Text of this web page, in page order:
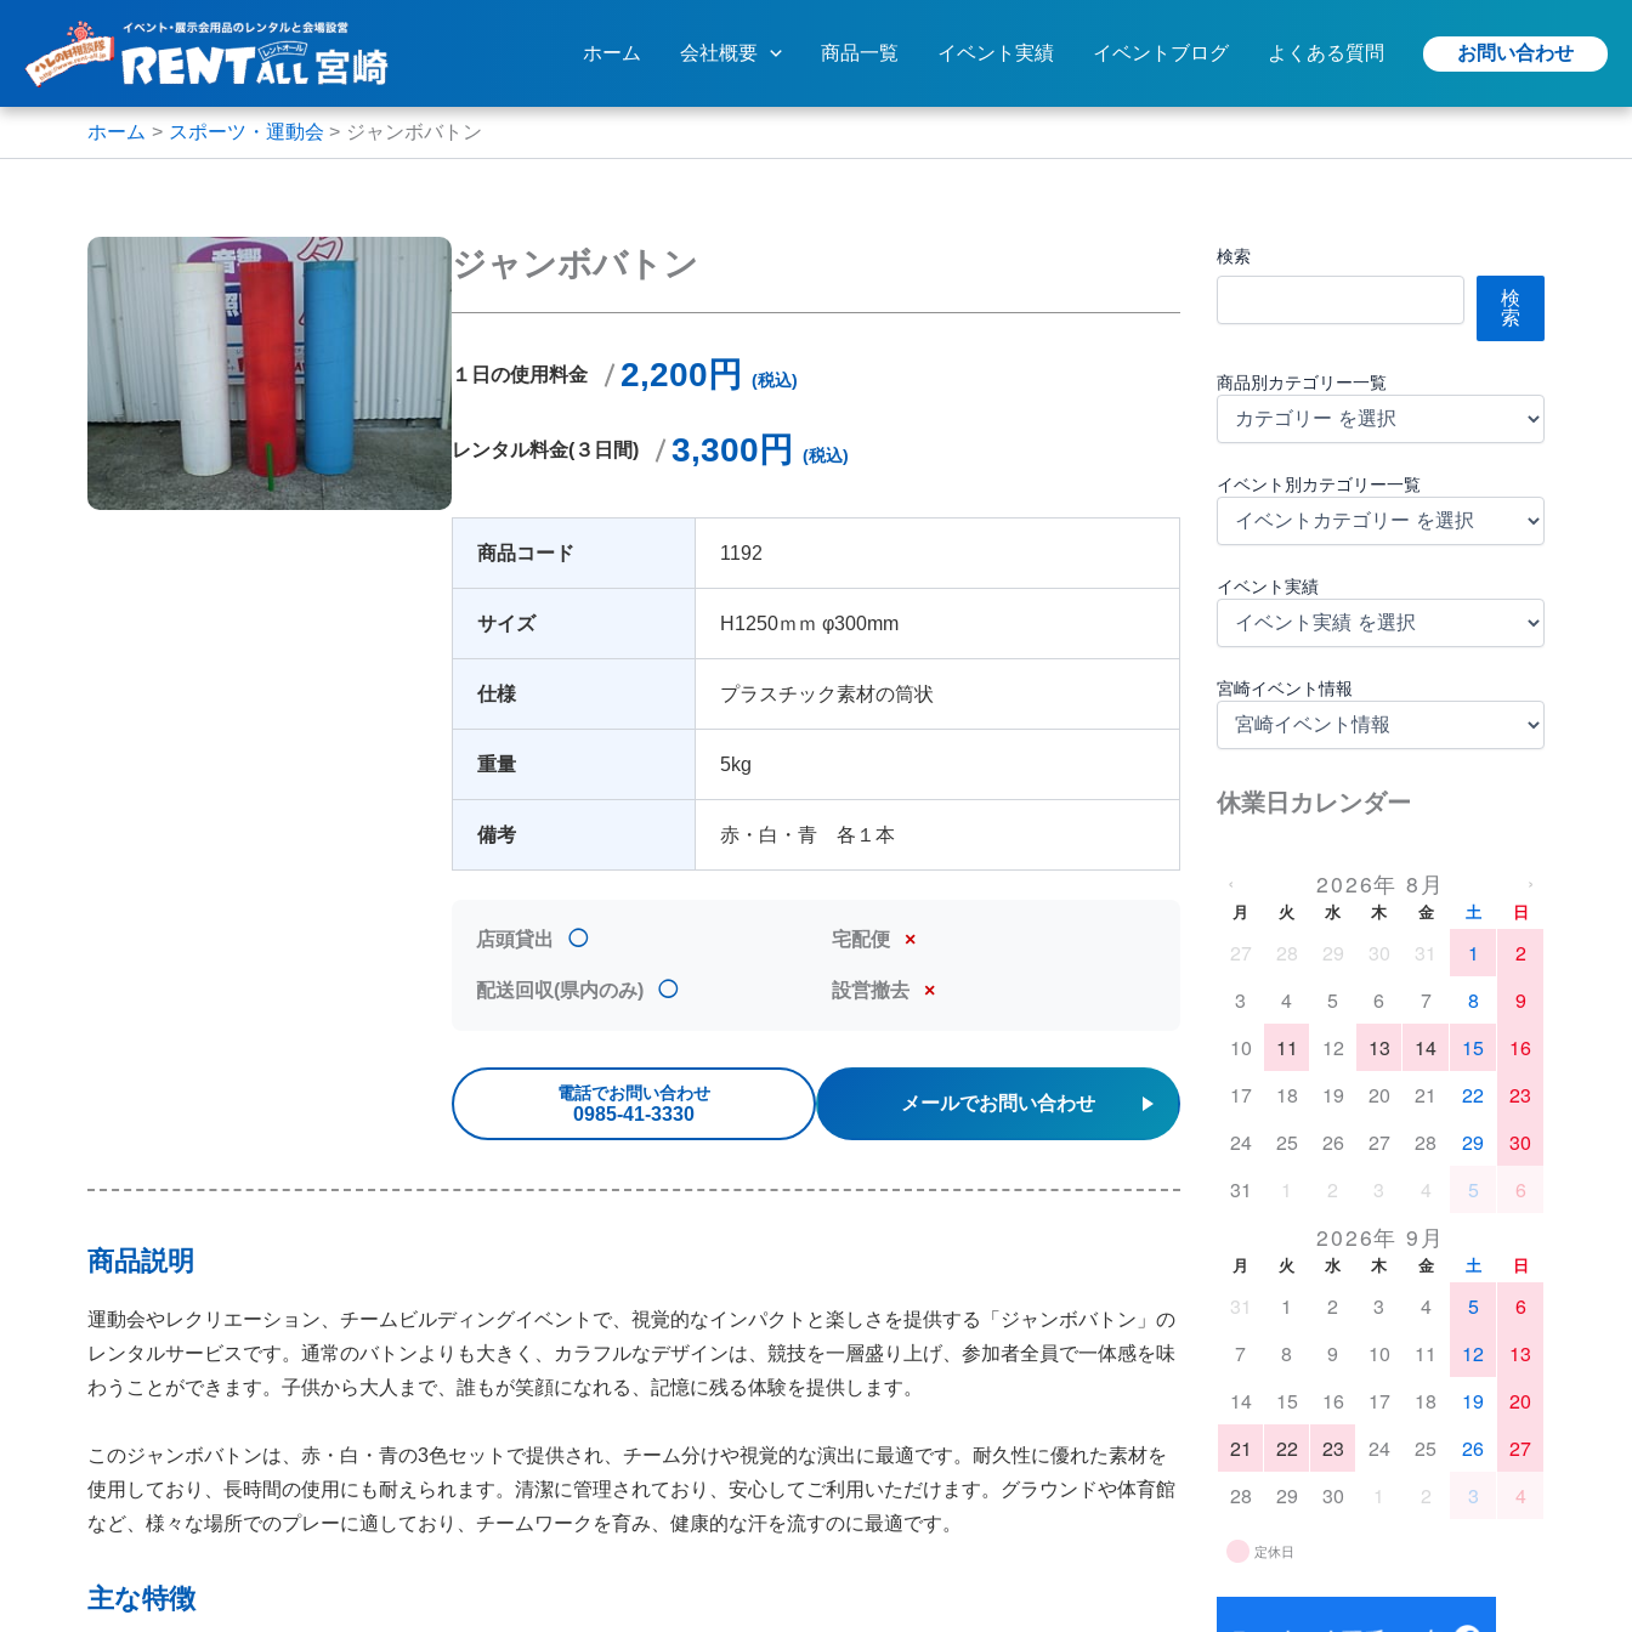
ス
ホーム 会社概要 商品一覧 イベント実績 イベントブログ よくある質問 お問い合わせ
ホーム スポーツ・運動会 ジャンボバトン
ジャンボバトン
１日の使用料金 2,200円 (税込)
レンタル料金(３日間) 3,300円 (税込)
商品コード 1192
サイズ H1250ｍｍ φ300mm
仕様 プラスチック素材の筒状
重量 5kg
備考 赤・白・青 各１本
店頭貸出 ◯ 宅配便 ×
配送回収(県内のみ) ◯ 設営撤去 ×
電話でお問い合わせ
0985‐41‐3330 メールでお問い合わせ
商品説明
運動会やレクリエーション、チームビルディングイベントで、視覚的なインパクトと楽しさを提供する「ジャンボバトン」の
レンタルサービスです。通常のバトンよりも大きく、カラフルなデザインは、競技を一層盛り上げ、参加者全員で一体感を味
わうことができます。子供から大人まで、誰もが笑顔になれる、記憶に残る体験を提供します。
このジャンボバトンは、赤・白・青の3色セットで提供され、チーム分けや視覚的な演出に最適です。耐久性に優れた素材を
使用しており、長時間の使用にも耐えられます。清潔に管理されており、安心してご利用いただけます。グラウンドや体育館
など、様々な場所でのプレーに適しており、チームワークを育み、健康的な汗を流すのに最適です。
主な特徴
検索
検
索
商品別カテゴリー一覧
イベント別カテゴリー一覧
イベント実績
宮崎イベント情報
休業日カレンダー
‹ 2026年 8月 ›
月 火 水 木 金 土 日
27 28 29 30 31 1
2
3
4 5 6 7 8
9
10
11 12 13 14 15
16
17
18 19 20 21 22
23
24
25 26 27 28 29
30
31
1 2 3 4 5 6
2026年 9月
月 火 水 木 金 土 日
31 1 2 3 4 5
6
7
8 9 10 11 12
13
14
15 16 17 18 19
20
21
22 23 24 25 26
27
28
29 30 1 2 3 4
定休日